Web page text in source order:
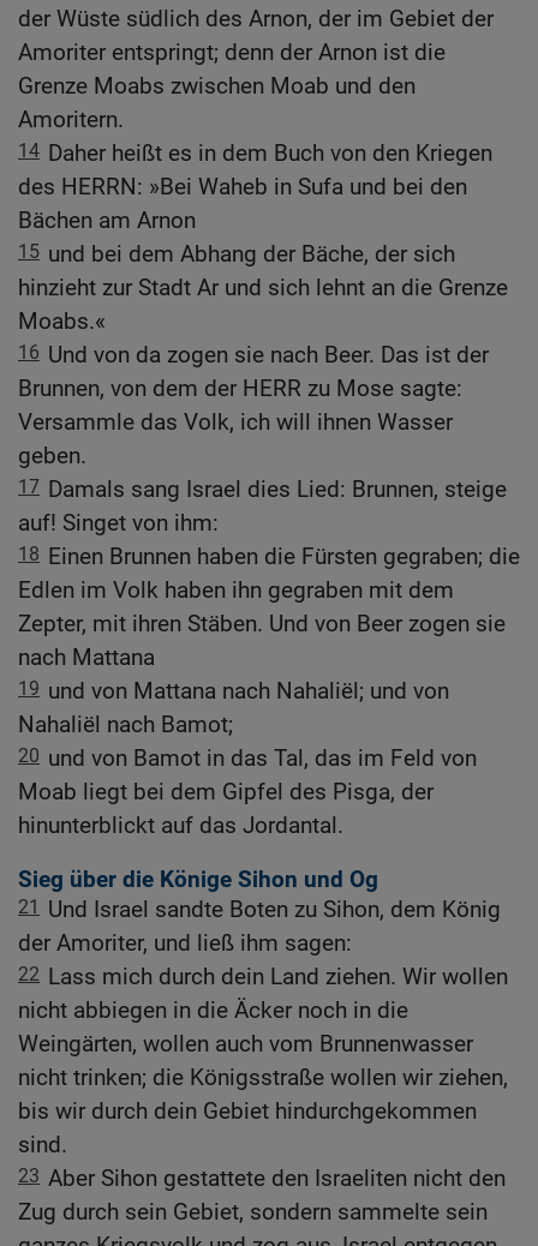
der Wüste südlich des Arnon, der im Gebiet der
Amoriter entspringt; denn der Arnon ist die
Grenze Moabs zwischen Moab und den
Amoritern.
14 Daher heißt es in dem Buch von den Kriegen
des HERRN: »Bei Waheb in Sufa und bei den
Bächen am Arnon
15 und bei dem Abhang der Bäche, der sich
hinzieht zur Stadt Ar und sich lehnt an die Grenze
Moabs.«
16 Und von da zogen sie nach Beer. Das ist der
Brunnen, von dem der HERR zu Mose sagte:
Versammle das Volk, ich will ihnen Wasser
geben.
17 Damals sang Israel dies Lied: Brunnen, steige
auf! Singet von ihm:
18 Einen Brunnen haben die Fürsten gegraben; die
Edlen im Volk haben ihn gegraben mit dem
Zepter, mit ihren Stäben. Und von Beer zogen sie
nach Mattana
19 und von Mattana nach Nahaliël; und von
Nahaliël nach Bamot;
20 und von Bamot in das Tal, das im Feld von
Moab liegt bei dem Gipfel des Pisga, der
hinunterblickt auf das Jordantal.
Sieg über die Könige Sihon und Og
21 Und Israel sandte Boten zu Sihon, dem König
der Amoriter, und ließ ihm sagen:
22 Lass mich durch dein Land ziehen. Wir wollen
nicht abbiegen in die Äcker noch in die
Weingärten, wollen auch vom Brunnenwasser
nicht trinken; die Königsstraße wollen wir ziehen,
bis wir durch dein Gebiet hindurchgekommen
sind.
23 Aber Sihon gestattete den Israeliten nicht den
Zug durch sein Gebiet, sondern sammelte sein